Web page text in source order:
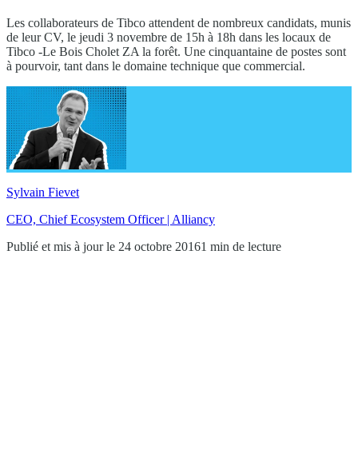
Les collaborateurs de Tibco attendent de nombreux candidats, munis
de leur CV, le jeudi 3 novembre de 15h à 18h dans les locaux de
Tibco -Le Bois Cholet ZA la forêt. Une cinquantaine de postes sont
à pourvoir, tant dans le domaine technique que commercial.
Sylvain Fievet
CEO, Chief Ecosystem Officer | Alliancy
Publié et mis à jour le 24 octobre 20161 min de lecture